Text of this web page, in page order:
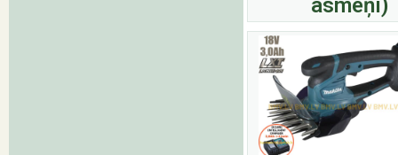
asmeņi)